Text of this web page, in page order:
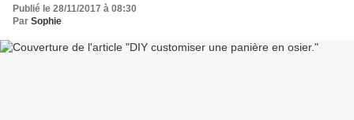
Publié le 28/11/2017 à 08:30
Par Sophie